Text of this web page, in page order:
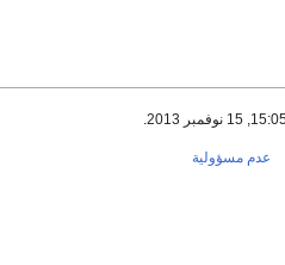
عدم مسؤولية